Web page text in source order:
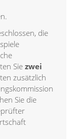
die
Sie zwei
zusätzlich
Sie die